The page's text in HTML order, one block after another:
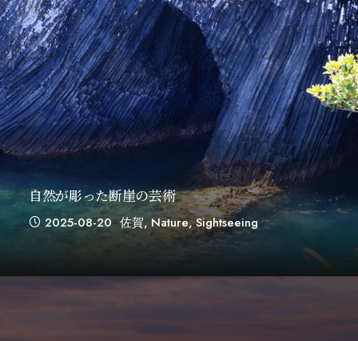
自然が彫った断崖の芸術
2025-08-20 佐賀, Nature,Sightseeing